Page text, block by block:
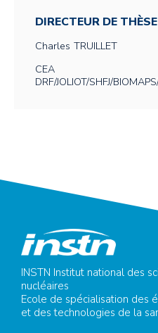
DIRECTEUR DE THÈSE
Charles TRUILLET
CEA
DRF/JOLIOT/SHFJ/
INSTN Institut national des
nucléaires
Ecole de spécialisation des
et des technologies de la